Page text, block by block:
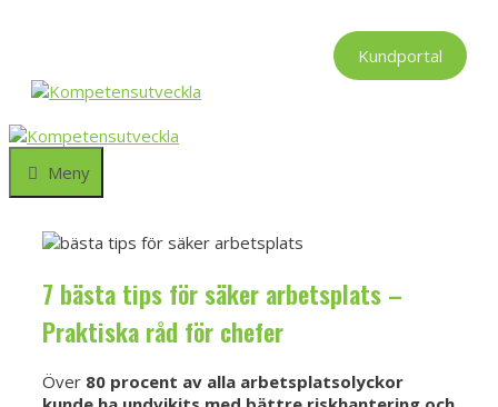
Kundportal
Meny
7 bästa tips för säker arbetsplats –
Praktiska råd för chefer
Över 80 procent av alla arbetsplatsolyckor